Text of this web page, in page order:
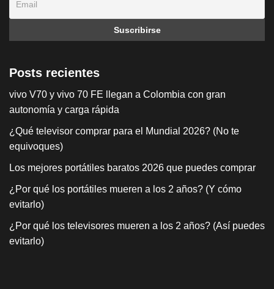
Posts recientes
vivo V70 y vivo 70 FE llegan a Colombia con gran
autonomía y carga rápida
¿Qué televisor comprar para el Mundial 2026? (No te
equivoques)
Los mejores portátiles baratos 2026 que puedes comprar
¿Por qué los portátiles mueren a los 2 años? (Y cómo
evitarlo)
¿Por qué los televisores mueren a los 2 años? (Así puedes
evitarlo)